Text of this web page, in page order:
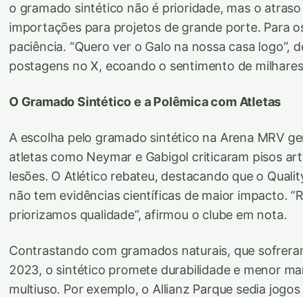
o gramado sintético não é prioridade, mas o
importações para projetos de grande porte. Para
paciência. “Quero ver o Galo na nossa casa logo”,
postagens no X, ecoando o sentimento de
O Gramado Sintético e a Polêmica com Atletas
A escolha pelo gramado sintético na Arena MRV
atletas como Neymar e Gabigol criticaram pisos
lesões. O Atlético rebateu, destacando que o
não tem evidências científicas de maior impacto.
priorizamos qualidade”, afirmou o clube em nota.
Contrastando com gramados naturais, que
2023, o sintético promete durabilidade e menor
multiuso. Por exemplo, o Allianz Parque sedia